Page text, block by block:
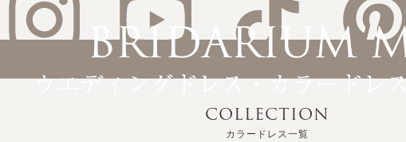
COLLECTION
カラードレス一覧